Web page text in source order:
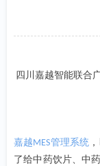
四川嘉越智能联合
嘉越MES管理系统
了给中药饮片、中